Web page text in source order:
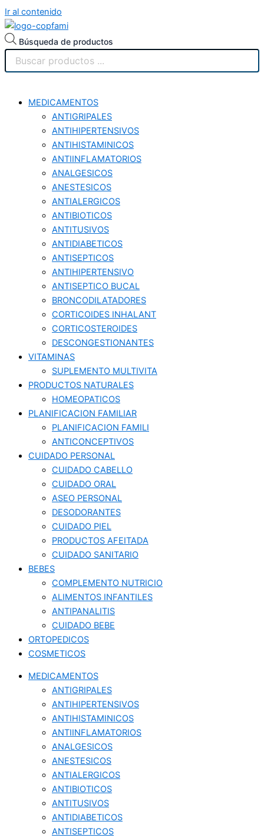
Ir al contenido
Búsqueda de productos
MEDICAMENTOS
ANTIGRIPALES
ANTIHIPERTENSIVOS
ANTIHISTAMINICOS
ANTIINFLAMATORIOS
ANALGESICOS
ANESTESICOS
ANTIALERGICOS
ANTIBIOTICOS
ANTITUSIVOS
ANTIDIABETICOS
ANTISEPTICOS
ANTIHIPERTENSIVO
ANTISEPTICO BUCAL
BRONCODILATADORES
CORTICOIDES INHALANT
CORTICOSTEROIDES
DESCONGESTIONANTES
VITAMINAS
SUPLEMENTO MULTIVITA
PRODUCTOS NATURALES
HOMEOPATICOS
PLANIFICACION FAMILIAR
PLANIFICACION FAMILI
ANTICONCEPTIVOS
CUIDADO PERSONAL
CUIDADO CABELLO
CUIDADO ORAL
ASEO PERSONAL
DESODORANTES
CUIDADO PIEL
PRODUCTOS AFEITADA
CUIDADO SANITARIO
BEBES
COMPLEMENTO NUTRICIO
ALIMENTOS INFANTILES
ANTIPANALITIS
CUIDADO BEBE
ORTOPEDICOS
COSMETICOS
MEDICAMENTOS
ANTIGRIPALES
ANTIHIPERTENSIVOS
ANTIHISTAMINICOS
ANTIINFLAMATORIOS
ANALGESICOS
ANESTESICOS
ANTIALERGICOS
ANTIBIOTICOS
ANTITUSIVOS
ANTIDIABETICOS
ANTISEPTICOS